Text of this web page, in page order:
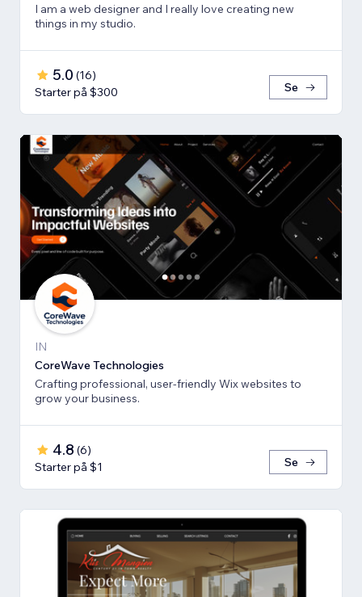
I am a web designer and I really love creating new
things in my studio.
5.0 (16)
Starter på $300
Se
IN
CoreWave Technologies
Crafting professional, user-friendly Wix websites to
grow your business.
4.8 (6)
Starter på $1
Se